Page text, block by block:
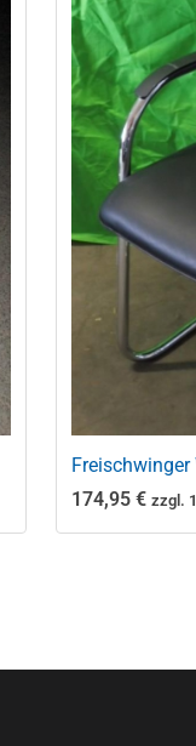
174,95 € zzgl.